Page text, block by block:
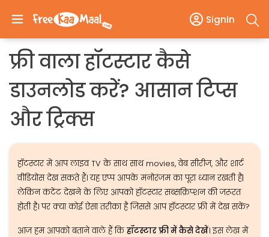
SignIn
फ्री वाला हॉटस्टार कैसे
डाउनलोड करें? आसान टिप्स
और ट्रिक्स
हॉटस्टार में आप लाइव TV के साथ साथ movies, वेब सीरीज, और शार्ट
वीडियोस देख सकते हैं। यह एप्प आपके मनोरंजम का पूरा ध्यान रखती है|
लेकिन कंटेंट देखने के लिए आपको हॉटस्टार सब्सक्रिप्शन की जरूरत
होती है। पर क्या कोई ऐसा तरीका है जिससे आप हॉटस्टार फ्री में देख सकें?
आज हम आपको बताने वाले हैं किहॉटस्टार फ्री में कैसे देखें। इस लेख में